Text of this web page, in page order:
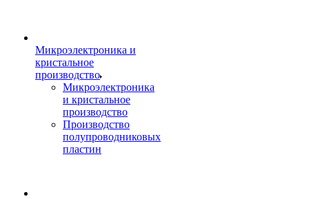
Микроэлектроника и
кристальное
производство
Микроэлектроника
и кристальное
производство
Производство
полупроводниковых
пластин